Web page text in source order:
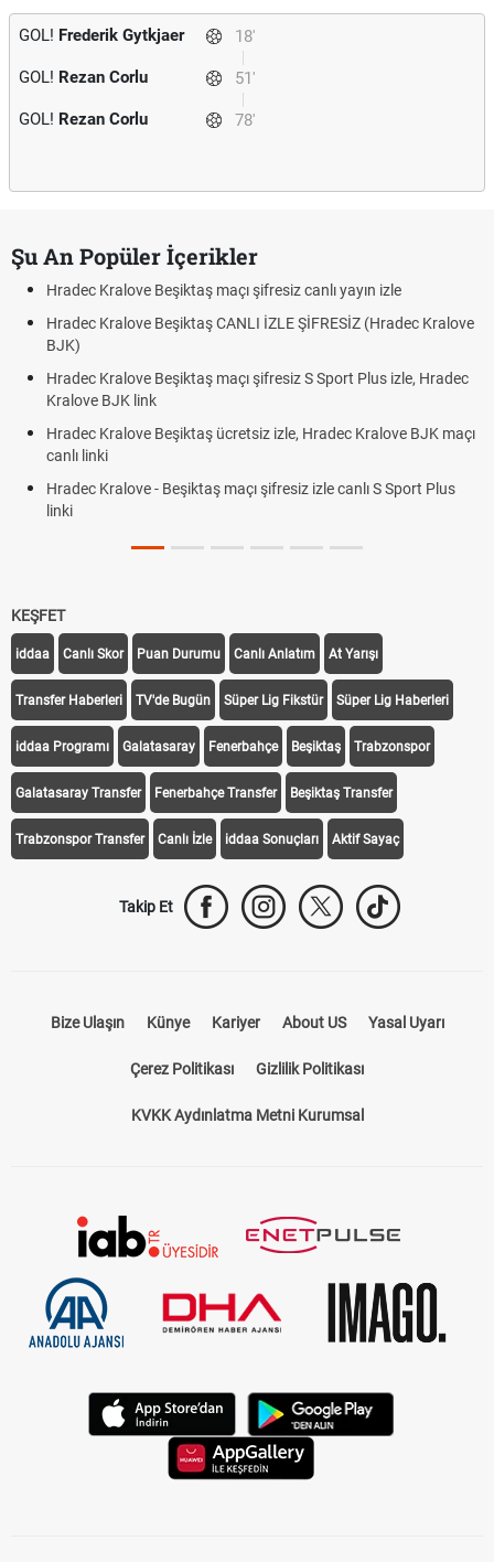
18'
GOL! Frederik Gytkjaer
51'
GOL! Rezan Corlu
78'
GOL! Rezan Corlu
Şu An Popüler İçerikler
Hradec Kralove Beşiktaş maçı şifresiz canlı yayın izle
Hradec Kralove Beşiktaş CANLI İZLE ŞİFRESİZ (Hradec Kralove
BJK)
Hradec Kralove Beşiktaş maçı şifresiz S Sport Plus izle, Hradec
Kralove BJK link
Hradec Kralove Beşiktaş ücretsiz izle, Hradec Kralove BJK maçı
canlı linki
Hradec Kralove - Beşiktaş maçı şifresiz izle canlı S Sport Plus
linki
KEŞFET
iddaa Canlı Skor Puan Durumu Canlı Anlatım At Yarışı
Transfer Haberleri TV'de Bugün Süper Lig Fikstür Süper Lig Haberleri
iddaa Programı Galatasaray Fenerbahçe Beşiktaş Trabzonspor
Galatasaray Transfer Fenerbahçe Transfer Beşiktaş Transfer
Trabzonspor Transfer Canlı İzle iddaa Sonuçları Aktif Sayaç
Takip Et
Bize Ulaşın Künye Kariyer About US Yasal Uyarı
Çerez Politikası Gizlilik Politikası
KVKK Aydınlatma Metni Kurumsal